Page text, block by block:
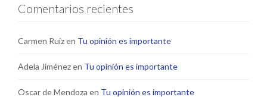
Comentarios recientes
Carmen Ruizen Tu opinión es importante
Adela Jiménezen Tu opinión es importante
Oscar de Mendoza en Tu opinión es importante